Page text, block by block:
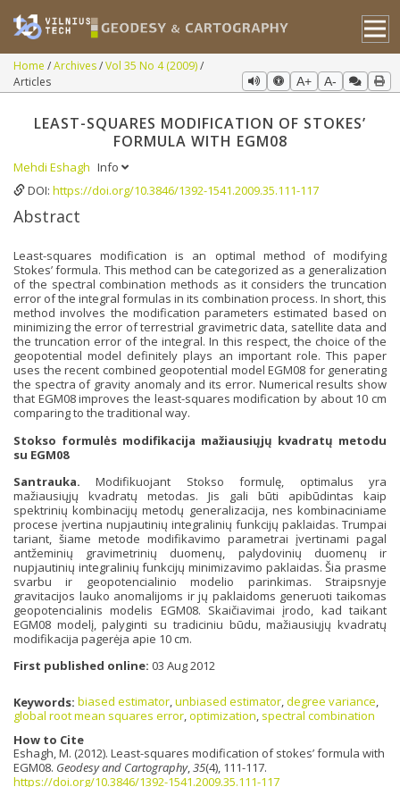
Home Archives Vol 35 No 4 (2009)
Articles
A+ A-
LEAST-SQUARES MODIFICATION OF STOKES’
FORMULA WITH EGM08
Mehdi Eshagh Info
DOI: https://doi.org/10.3846/1392-1541.2009.35.111-117
Abstract
Least-squares modification is an optimal method of modifying
Stokes’ formula. This method can be categorized as a generalization
of the spectral combination methods as it considers the truncation
error of the integral formulas in its combination process. In short, this
method involves the modification parameters estimated based on
minimizing the error of terrestrial gravimetric data, satellite data and
the truncation error of the integral. In this respect, the choice of the
geopotential model definitely plays an important role. This paper
uses the recent combined geopotential model EGM08 for generating
the spectra of gravity anomaly and its error. Numerical results show
that EGM08 improves the least-squares modification by about 10 cm
comparing to the traditional way.
Stokso formulės modifikacija mažiausiųjų kvadratų metodu
su EGM08
Santrauka. Modifikuojant Stokso formulę, optimalus yra
mažiausiųjų kvadratų metodas. Jis gali būti apibūdintas kaip
spektrinių kombinacijų metodų generalizacija, nes kombinaciniame
procese įvertina nupjautinių integralinių funkcijų paklaidas. Trumpai
tariant, šiame metode modifikavimo parametrai įvertinami pagal
antžeminių gravimetrinių duomenų, palydovinių duomenų ir
nupjautinių integralinių funkcijų minimizavimo paklaidas. Šia prasme
svarbu ir geopotencialinio modelio parinkimas. Straipsnyje
gravitacijos lauko anomalijoms ir jų paklaidoms generuoti taikomas
geopotencialinis modelis EGM08. Skaičiavimai įrodo, kad taikant
EGM08 modelį, palyginti su tradiciniu būdu, mažiausiųjų kvadratų
modifikacija pagerėja apie 10 cm.
First published online: 03 Aug 2012
Keywords: biased estimator,unbiased estimator,degree variance,
global root mean squares error,optimization, spectral combination
How to Cite
Eshagh, M. (2012). Least-squares modification of stokes’ formula with
EGM08. Geodesy and Cartography,35(4), 111-117.
https://doi.org/10.3846/1392-1541.2009.35.111-117